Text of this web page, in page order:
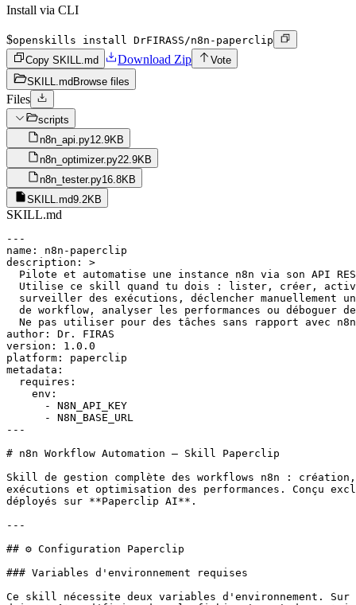
Install via CLI
$openskills install DrFIRASS/n8n-paperclip
Copy SKILL.md
Download Zip
Vote
SKILL.md Browse files
Files
scripts
n8n_api.py12.9KB
n8n_optimizer.py22.9KB
n8n_tester.py16.8KB
SKILL.md9.2KB
SKILL.md
---
name: n8n-paperclip
description: >
Pilote et automatise une instance n8n via son API
Utilise ce skill quand tu dois : lister, créer,
surveiller des exécutions, déclencher manuellement
de workflow, analyser les performances ou déboguer
Ne pas utiliser pour des tâches sans rapport avec
author: Dr. FIRAS
version: 1.0.0
platform: paperclip
metadata:
  requires:
    env:
      - N8N_API_KEY
      - N8N_BASE_URL
---
# n8n Workflow Automation — Skill Paperclip
Skill de gestion complète des workflows n8n :
exécutions et optimisation des performances. Conçu
déployés sur **Paperclip AI**.
---
## ⚙️ Configuration Paperclip
### Variables d'environnement requises
Ce skill nécessite deux variables d'environnement.